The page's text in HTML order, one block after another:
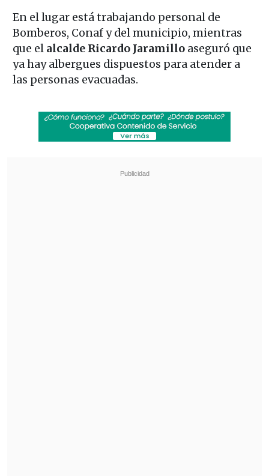
En el lugar está trabajando personal de
Bomberos, Conaf y del municipio, mientras
que el alcalde Ricardo Jaramilloaseguró que
ya hay albergues dispuestos para atender a
las personas evacuadas.